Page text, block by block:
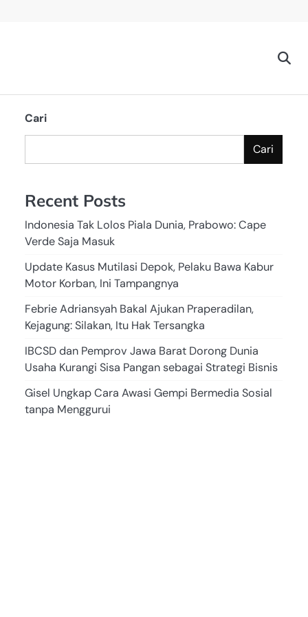
Cari
Cari
Recent Posts
Indonesia Tak Lolos Piala Dunia, Prabowo: Cape
Verde Saja Masuk
Update Kasus Mutilasi Depok, Pelaku Bawa Kabur
Motor Korban, Ini Tampangnya
Febrie Adriansyah Bakal Ajukan Praperadilan,
Kejagung: Silakan, Itu Hak Tersangka
IBCSD dan Pemprov Jawa Barat Dorong Dunia
Usaha Kurangi Sisa Pangan sebagai Strategi Bisnis
Gisel Ungkap Cara Awasi Gempi Bermedia Sosial
tanpa Menggurui